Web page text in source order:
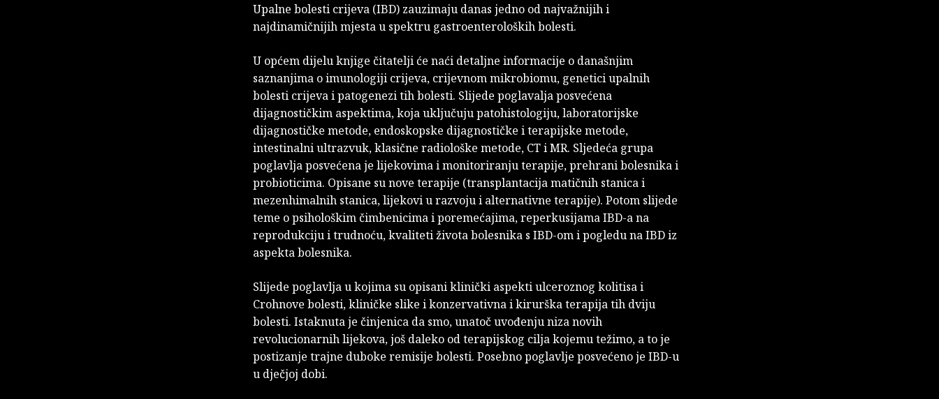
Upalne bolesti crijeva (IBD) zauzimaju danas jedno od najvažnijih i
najdinamičnijih mjesta u spektru gastroenteroloških bolesti.
U općem dijelu knjige čitatelji će naći detaljne informacije o današnjim
saznanjima o imunologiji crijeva, crijevnom mikrobiomu, genetici upalnih
bolesti crijeva i patogenezi tih bolesti. Slijede poglavalja posvećena
dijagnostičkim aspektima, koja uključuju patohistologiju, laboratorijske
dijagnostičke metode, endoskopske dijagnostičke i terapijske metode,
intestinalni ultrazvuk, klasične radiološke metode, CT i MR. Sljedeća grupa
poglavlja posvećena je lijekovima i monitoriranju terapije, prehrani bolesnika i
probioticima. Opisane su nove terapije (transplantacija matičnih stanica i
mezenhimalnih stanica, lijekovi u razvoju i alternativne terapije). Potom slijede
teme o psihološkim čimbenicima i poremećajima, reperkusijama IBD-a na
reprodukciju i trudnoću, kvaliteti života bolesnika s IBD-om i pogledu na IBD iz
aspekta bolesnika.
Slijede poglavlja u kojima su opisani klinički aspekti ulceroznog kolitisa i
Crohnove bolesti, kliničke slike i konzervativna i kirurška terapija tih dviju
bolesti. Istaknuta je činjenica da smo, unatoč uvođenju niza novih
revolucionarnih lijekova, još daleko od terapijskog cilja kojemu težimo, a to je
postizanje trajne duboke remisije bolesti. Posebno poglavlje posvećeno je IBD-u
u dječjoj dobi.